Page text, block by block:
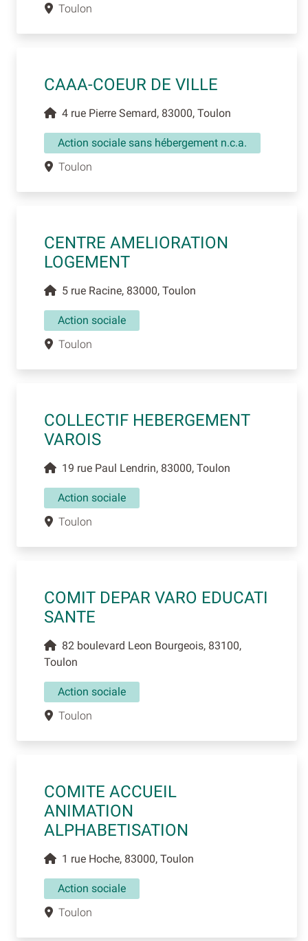
Toulon
CAAA-COEUR DE VILLE
4 rue Pierre Semard, 83000, Toulon
Action sociale sans hébergement n.c.a.
Toulon
CENTRE AMELIORATION
LOGEMENT
5 rue Racine, 83000, Toulon
Action sociale
Toulon
COLLECTIF HEBERGEMENT
VAROIS
19 rue Paul Lendrin, 83000, Toulon
Action sociale
Toulon
COMIT DEPAR VARO EDUCATI
SANTE
82 boulevard Leon Bourgeois, 83100,
Toulon
Action sociale
Toulon
COMITE ACCUEIL
ANIMATION
ALPHABETISATION
1 rue Hoche, 83000, Toulon
Action sociale
Toulon